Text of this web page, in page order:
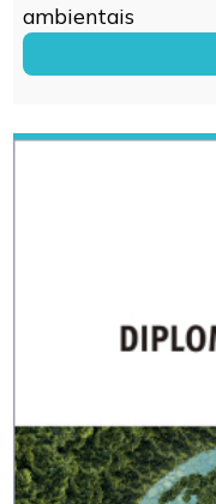
ambientais